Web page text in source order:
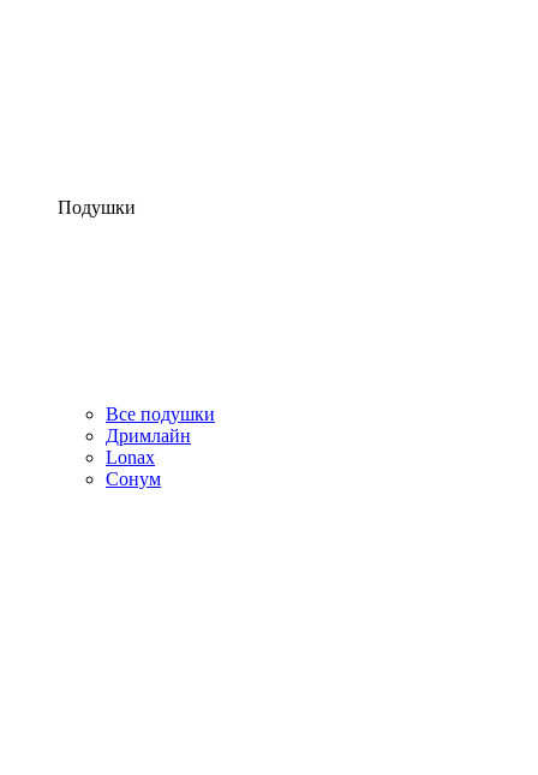
Подушки
Все подушки
Дримлайн
Lonax
Сонум